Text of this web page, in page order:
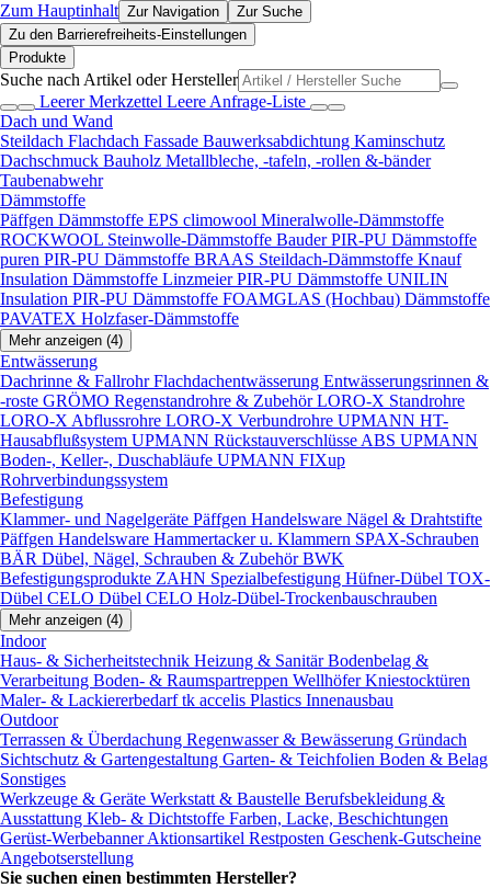
Zum Hauptinhalt Zur Navigation
Zur Suche
Zu den Barrierefreiheits-Einstellungen
Produkte
Suche nach Artikel oder Hersteller
Leerer Merkzettel Leere Anfrage-Liste
Dach und Wand
Steildach Flachdach Fassade Bauwerksabdichtung Kaminschutz
Dachschmuck Bauholz Metallbleche, -tafeln, -rollen &-bänder
Taubenabwehr
Dämmstoffe
Päffgen Dämmstoffe EPS climowool Mineralwolle-Dämmstoffe
ROCKWOOL Steinwolle-Dämmstoffe Bauder PIR-PU Dämmstoffe
puren PIR-PU Dämmstoffe BRAAS Steildach-Dämmstoffe Knauf
Insulation Dämmstoffe Linzmeier PIR-PU Dämmstoffe UNILIN
Insulation PIR-PU Dämmstoffe FOAMGLAS (Hochbau) Dämmstoffe
PAVATEX Holzfaser-Dämmstoffe
Mehr anzeigen (4)
Entwässerung
Dachrinne & FallrohrFlachdachentwässerung Entwässerungsrinnen &
-roste GRÖMO Regenstandrohre & ZubehörLORO-X Standrohre
LORO-X Abflussrohre LORO-X Verbundrohre UPMANN HT-
Hausabflußsystem UPMANN Rückstauverschlüsse ABS UPMANN
Boden-, Keller-, Duschabläufe UPMANN FIXup
Rohrverbindungssystem
Befestigung
Klammer- und Nagelgeräte Päffgen Handelsware Nägel & Drahtstifte
Päffgen Handelsware Hammertacker u. Klammern SPAX-Schrauben
BÄR Dübel, Nägel, Schrauben & ZubehörBWK
Befestigungsprodukte ZAHN Spezialbefestigung Hüfner-Dübel TOX-
Dübel CELO Dübel CELO Holz-Dübel-Trockenbauschrauben
Mehr anzeigen (4)
Indoor
Haus- & Sicherheitstechnik Heizung & SanitärBodenbelag &
Verarbeitung Boden- & Raumspartreppen Wellhöfer Kniestocktüren
Maler- & Lackiererbedarftk accelis Plastics Innenausbau
Outdoor
Terrassen & Überdachung Regenwasser & Bewässerung Gründach
Sichtschutz & Gartengestaltung Garten- & Teichfolien Boden & Belag
Sonstiges
Werkzeuge & Geräte Werkstatt & Baustelle Berufsbekleidung &
Ausstattung Kleb- & Dichtstoffe Farben, Lacke, Beschichtungen
Gerüst-WerbebannerAktionsartikel Restposten Geschenk-Gutscheine
Angebotserstellung
Sie suchen einen bestimmten Hersteller?